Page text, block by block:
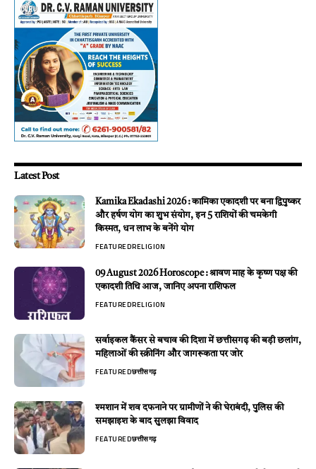
Latest Post
Kamika Ekadashi 2026 : कामिका एकादशी पर बना द्विपुष्कर
और हर्षण योग का शुभ संयोग, इन 5 राशियों की चमकेगी
किस्मत, धन लाभ के बनेंगे योग
FEATUREDRELIGION
09 August 2026 Horoscope : श्रावण माह के कृष्ण पक्ष की
एकादशी तिथि आज, जानिए अपना राशिफल
FEATUREDRELIGION
सर्वाइकल कैंसर से बचाव की दिशा में छत्तीसगढ़ की बड़ी छलांग,
महिलाओं की स्क्रीनिंग और जागरूकता पर जोर
FEATUREDछत्तीसगढ़
श्मशान में शव दफनाने पर ग्रामीणों ने की घेराबंदी, पुलिस की
समझाइश के बाद सुलझा विवाद
FEATUREDछत्तीसगढ़